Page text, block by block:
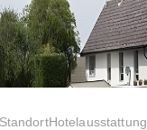
StandortHotelausstattung